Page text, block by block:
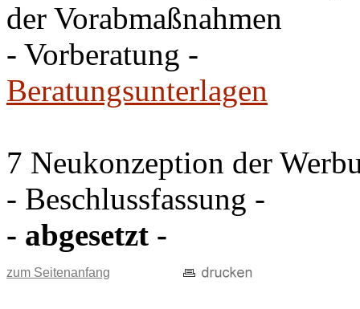
der Vorabmaßnahmen
- Vorberatung -
Beratungsunterlagen
7 Neukonzeption der
- Beschlussfassung -
- abgesetzt -
zum Seitenanfang